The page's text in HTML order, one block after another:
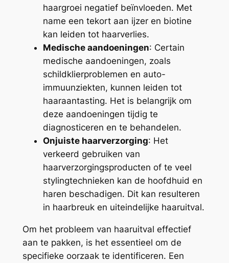
haargroei negatief beïnvloeden. Met
name een tekort aan ijzer en biotine
kan leiden tot haarverlies.
Medische aandoeningen: Certain
medische aandoeningen, zoals
schildklierproblemen en auto-
immuunziekten, kunnen leiden tot
haaraantasting. Het is belangrijk om
deze aandoeningen tijdig te
diagnosticeren en te behandelen.
Onjuiste haarverzorging: Het
verkeerd gebruiken van
haarverzorgingsproducten of te veel
stylingtechnieken kan de hoofdhuid en
haren beschadigen. Dit kan resulteren
in haarbreuk en uiteindelijke haaruitval.
Om het probleem van haaruitval effectief
aan te pakken, is het essentieel om de
specifieke oorzaak te identificeren. Een